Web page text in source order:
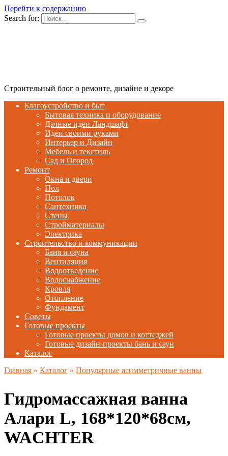
Перейти к содержанию
Search for:
Строительный блог о ремонте, дизайне и декоре
Благоустройство и быт
Бытовая техника и оборудование
Дачные идеи Ландшафт
Идеи своими руками
Интерьер и Дизайн
Мебель и текстиль
Сад и Огород
Ремонт
Окна и двери
Пол
Потолок
Сантехника
Стены
Стройматериалы
Электрика
Строительство и коммуникации
Баня и сауна
Вентиляция
Водоотведение
Водоснабжение
Кровля
Отопление
Фундамент
Советы
Готовые проекты
Готовые проекты домов и коттеджей
Готовые дизайн-проекты бань и саун
Каталог
Главная » Каталог » Популярные асимметричные ванны
Гидромассажная ванна
Алари L, 168*120*68см,
WACHTER